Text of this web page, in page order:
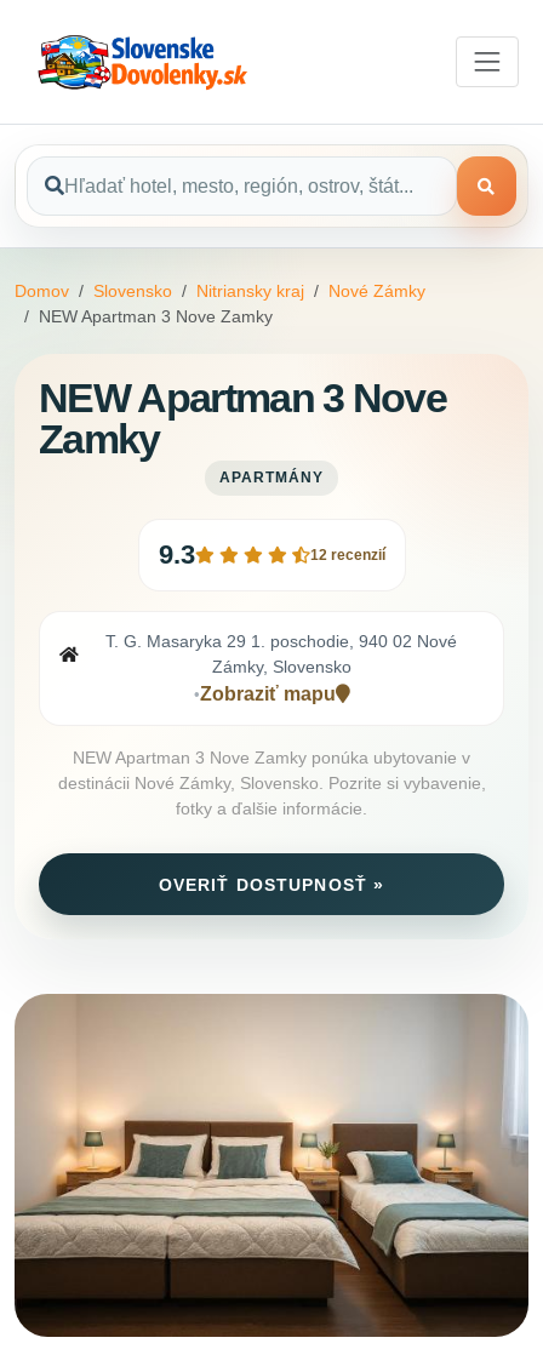
Domov Slovensko Nitriansky kraj
Nové Zámky
NEW Apartman 3 Nove Zamky
NEW Apartman 3 Nove
Zamky
APARTMÁNY
9.3 12 recenzií
T. G. Masaryka 29 1. poschodie, 940 02 Nové
Zámky, Slovensko
•Zobraziť mapu
NEW Apartman 3 Nove Zamky ponúka ubytovanie v
destinácii Nové Zámky, Slovensko. Pozrite si vybavenie,
fotky a ďalšie informácie.
OVERIŤ DOSTUPNOSŤ »